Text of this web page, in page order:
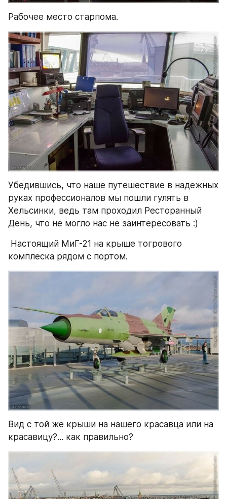
Рабочее место старпома.
Убедившись, что наше путешествие в надежных
руках профессионалов мы пошли гулять в
Хельсинки, ведь там проходил Ресторанный
День, что не могло нас не заинтересовать :)
комплеска рядом с портом.
Вид с той же крыши на нашего красавца или на
красавицу?... как правильно?